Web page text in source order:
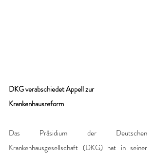
DKG verabschiedet Appell zur
Krankenhausreform
Das Präsidium der Deutschen
Krankenhausgesellschaft (DKG) hat in seiner